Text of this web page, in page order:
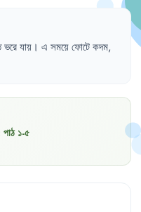
ভরেযায় । এ সময়েফোটেকদম,
পাঠ ১-৫